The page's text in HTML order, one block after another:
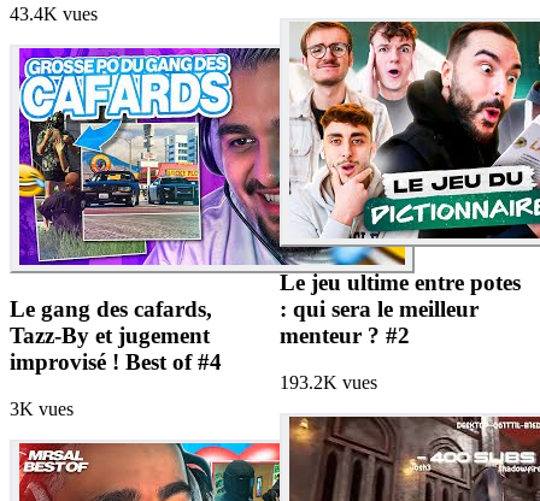
43.4K vues
Le gang des cafards,
Tazz-By et jugement
improvisé ! Best of #4
3K vues
Le jeu ultime entre potes
: qui sera le meilleur
menteur ? #2
193.2K vues